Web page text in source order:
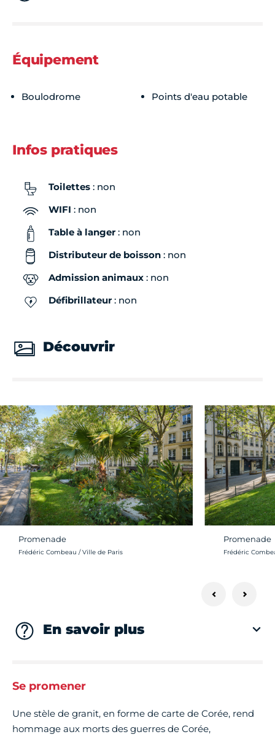
Équipement
Boulodrome Points d'eau potable
Infos pratiques
Toilettes : non
WIFI : non
Table à langer: non
Distributeur de boisson : non
Admission animaux : non
Défibrillateur: non
Découvrir
Promenade
Crédit photo :
Frédéric Combeau / Ville de Paris
Promenade
Crédit photo :
Frédéric
En savoir plus
Se promener
Une stèle de granit, en forme de carte de Corée, rend
hommage aux morts des guerres de Corée,